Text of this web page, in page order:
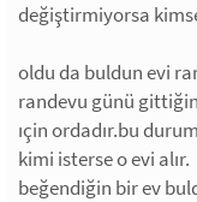
değiştirmiyorsa
oldu da buldun evi
randevu günü
ıçin ordadır.bu
kimi isterse o evi alır.
beğendiğin bir ev